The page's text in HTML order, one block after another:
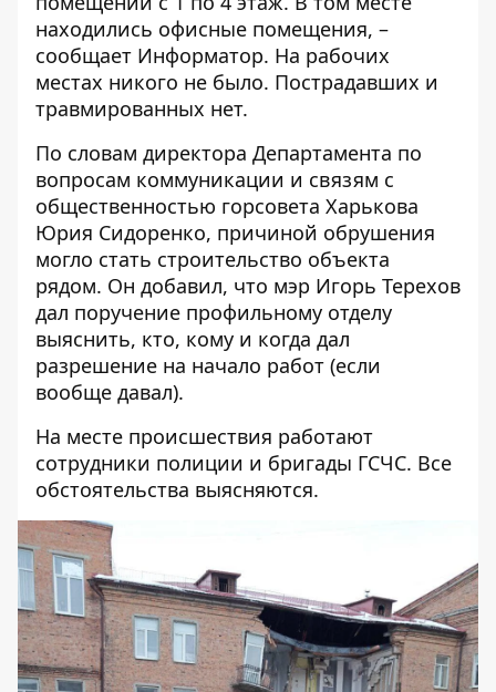
находились офисные помещения, –
сообщает Информатор. На рабочих
местах никого не было. Пострадавших и
травмированных нет.
По словам директора Департамента по
вопросам коммуникации и связям с
общественностью горсовета Харькова
Юрия Сидоренко, причиной обрушения
могло стать строительство объекта
рядом. Он добавил, что мэр Игорь Терехов
дал поручение профильному отделу
выяснить, кто, кому и когда дал
разрешение на начало работ (если
вообще давал).
На месте происшествия работают
сотрудники полиции и бригады ГСЧС. Все
обстоятельства выясняются.